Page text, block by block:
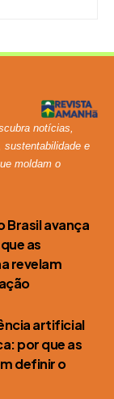
notícias,
sustentabilidade e
moldam o
Brasil avança
as
revelam
artificial
por que as
definir o